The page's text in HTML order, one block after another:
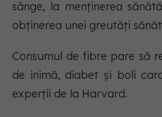
sânge, la menținerea
obținerea unei greutăți
Consumul de fibre pare să
de inimă, diabet și boli
experții de la Harvard.